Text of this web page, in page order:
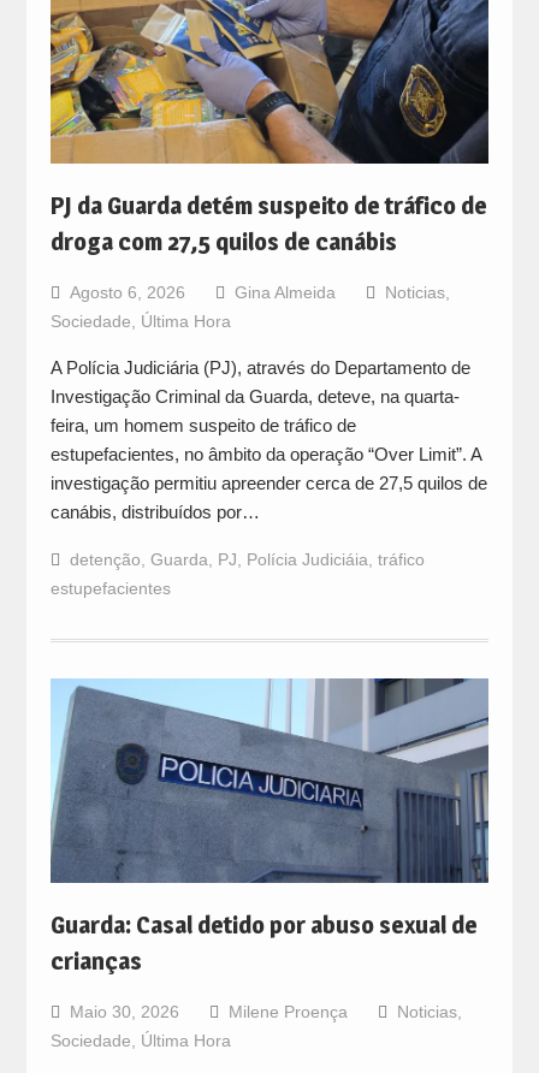
PJ da Guarda detém suspeito de tráfico de
droga com 27,5 quilos de canábis
Agosto 6, 2026 Gina Almeida Noticias,
Sociedade
Última Hora
A Polícia Judiciária (PJ), através do Departamento de
Investigação Criminal da Guarda, deteve, na quarta-
feira, um homem suspeito de tráfico de
estupefacientes, no âmbito da operação “Over Limit”. A
investigação permitiu apreender cerca de 27,5 quilos de
canábis, distribuídos por…
detenção Guarda PJ Polícia Judiciáia tráfico
estupefacientes
Guarda: Casal detido por abuso sexual de
crianças
Maio 30, 2026 Milene Proença Noticias,
Sociedade
Última Hora